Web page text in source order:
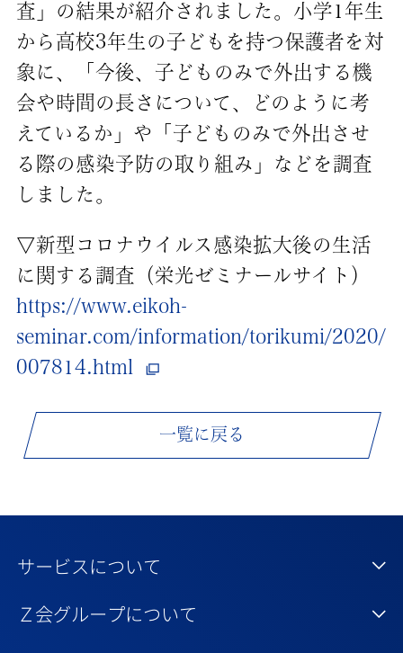
査」の結果が紹介されました。小学1年生
から高校3年生の子どもを持つ保護者を対
象に、「今後、子どものみで外出する機
会や時間の長さについて、どのように考
えているか」や「子どものみで外出させ
る際の感染予防の取り組み」などを調査
しました。
▽新型コロナウイルス感染拡大後の生活
に関する調査（栄光ゼミナールサイト）
https://www.eikoh-
seminar.com/information/torikumi/2020/
007814.html
一覧に戻る
サービスについて
Ｚ会グループについて